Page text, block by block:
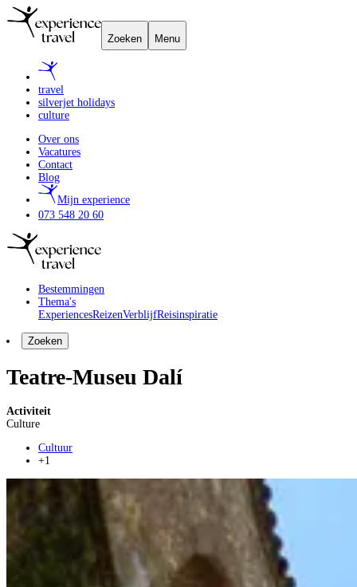
Zoeken Menu
travel
silverjet holidays
culture
Over ons
Vacatures
Contact
Blog
Mijn experience
073 548 20 60
Bestemmingen
Thema's
ExperiencesReizenVerblijfReisinspiratie
Zoeken
Teatre-Museu Dalí
Activiteit
Culture
Cultuur
+1